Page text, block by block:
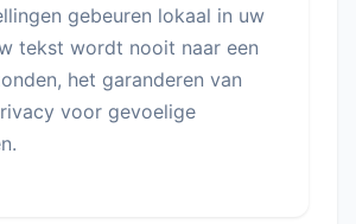
gebeuren lokaal in uw
tekst wordt nooit naar een
het garanderen van
voor gevoelige